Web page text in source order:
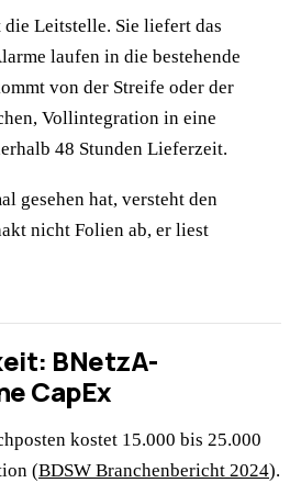
Leitstelle. Sie liefert das
laufen in die bestehende
von der Streife oder der
Vollintegration in eine
48 Stunden Lieferzeit.
gesehen hat, versteht den
nicht Folien ab, er liest
BNetzA-
CapEx
kostet 15.000 bis 25.000
(BDSW Branchenbericht 2024).